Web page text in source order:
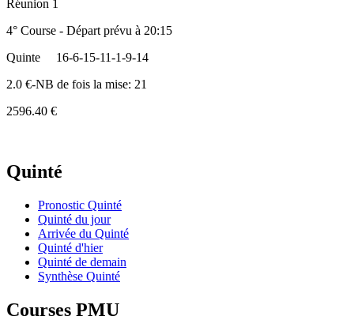
Réunion 1
4° Course - Départ prévu à 20:15
Quinte
16-6-15-11-1-9-14
2.0 €-NB de fois la mise: 21
2596.40 €
Quinté
Pronostic Quinté
Quinté du jour
Arrivée du Quinté
Quinté d'hier
Quinté de demain
Synthèse Quinté
Courses PMU